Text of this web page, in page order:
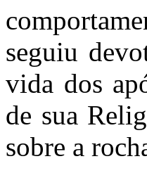
seguiu
vida dos
de sua
sobre a